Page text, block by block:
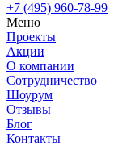
+7 (495) 960-78-99
Меню
Проекты
Акции
О компании
Сотрудничество
Шоурум
Отзывы
Блог
Контакты